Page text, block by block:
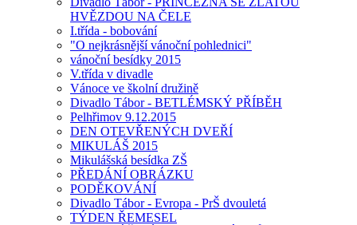
HVĚZDOU NA ČELE
I.třída - bobování
"O nejkrásnější vánoční pohlednici"
vánoční besídky 2015
V.třída v divadle
Vánoce ve školní družině
Divadlo Tábor - BETLÉMSKÝ PŘÍBĚH
Pelhřimov 9.12.2015
DEN OTEVŘENÝCH DVEŘÍ
MIKULÁŠ 2015
Mikulášská besídka ZŠ
PŘEDÁNÍ OBRÁZKU
PODĚKOVÁNÍ
Divadlo Tábor - Evropa - PrŠ dvouletá
TÝDEN ŘEMESEL